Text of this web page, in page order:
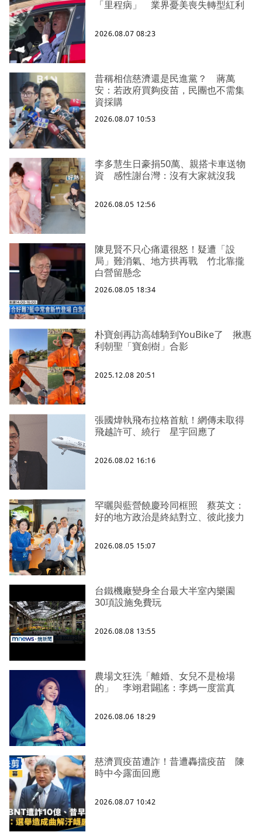
「里程病」 業界憂美喪失轉型紅利
2026.08.07 08:23
昔稱相信慈濟還是民進黨？ 蔣萬
安：若政府買夠疫苗，民團也不需集
資採購
2026.08.07 10:53
李多慧生日豪捐50萬、親搭卡車送物
資 感性謝台灣：沒有大家就沒我
2026.08.05 12:56
陳見賢不只心痛還很怒！疑遭「設
局」難消氣、地方拱再戰 竹北靠攏
白營留懸念
2026.08.05 18:34
朴寶劍再訪高雄騎到YouBike了 揪惠
利朝聖「寶劍樹」合影
2025.12.08 20:51
張國煒執飛布拉格首航！網傳未取得
飛越許可、繞行 星宇回應了
2026.08.02 16:16
罕曬與藍營饒慶玲同框照 蔡英文：
好的地方政治是終結對立、彼此接力
2026.08.05 15:07
台鐵機廠變身全台最大半室內樂園
30項設施免費玩
2026.08.08 13:55
農場文狂洗「離婚、女兒不是檢場
的」 李翊君闢謠：李媽一度當真
2026.08.06 18:29
慈濟買疫苗遭詐！昔遭轟擋疫苗 陳
時中今露面回應
2026.08.07 10:42